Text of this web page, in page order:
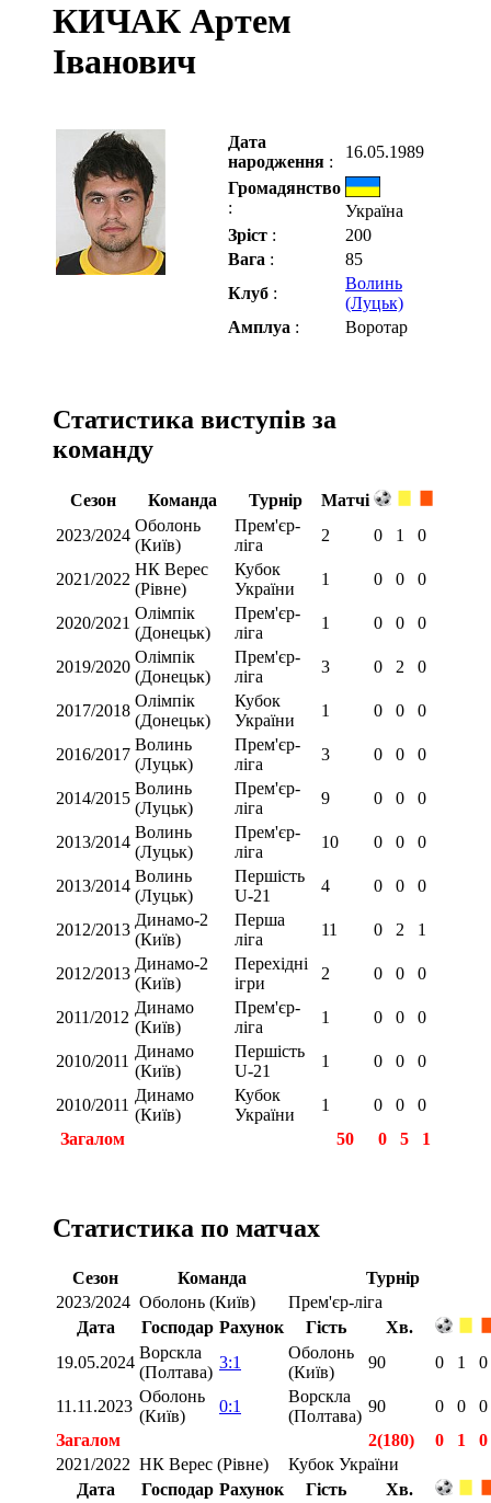
КИЧАК Артем
Іванович
Дата
народження :
16.05.1989
Громадянство
:
Україна
Зріст :
200
Вага :
85
Клуб :
Волинь
(Луцьк)
Амплуа : Воротар
Статистика виступів за
команду
Сезон Команда Турнір
Матчі
2023/2024
Оболонь
(Київ)
Прем'єр-
ліга
2 0 1 0
2021/2022
НК Верес
(Рівне)
Кубок
України
1 0 0 0
2020/2021
Олімпік
(Донецьк)
Прем'єр-
ліга
1 0 0 0
2019/2020
Олімпік
(Донецьк)
Прем'єр-
ліга
3 0 2 0
2017/2018
Олімпік
(Донецьк)
Кубок
України
1 0 0 0
2016/2017
Волинь
(Луцьк)
Прем'єр-
ліга
3 0 0 0
2014/2015
Волинь
(Луцьк)
Прем'єр-
ліга
9 0 0 0
2013/2014
Волинь
(Луцьк)
Прем'єр-
ліга
10 0 0 0
2013/2014
Волинь
(Луцьк)
Першість
U-21
4 0 0 0
2012/2013
Динамо-2
(Київ)
Перша
ліга
11 0 2 1
2012/2013
Динамо-2
(Київ)
Перехідні
ігри
2 0 0 0
2011/2012
Динамо
(Київ)
Прем'єр-
ліга
1 0 0 0
2010/2011
Динамо
(Київ)
Першість
U-21
1 0 0 0
2010/2011
Динамо
(Київ)
Кубок
України
1 0 0
0
Загалом
50 0 5 1
Статистика по матчах
Сезон Команда
Турнір
2023/2024 Оболонь (Київ)
Прем'єр-ліга
Дата
Господар Рахунок Гість
Хв.
19.05.2024
Ворскла
(Полтава)
3:1
Оболонь
(Київ)
90 0 1 0
11.11.2023
Оболонь
(Київ)
0:1
Ворскла
(Полтава)
90 0 0
0
Загалом
2(180) 0 1
0
2021/2022 НК Верес (Рівне)
Кубок України
Дата
Господар Рахунок Гість
Хв.